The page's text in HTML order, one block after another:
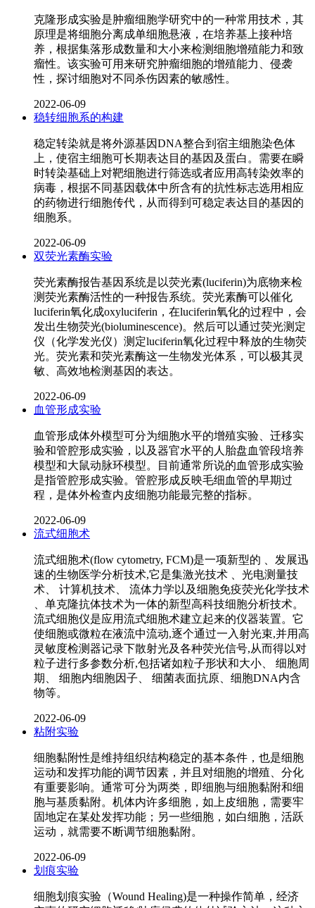
克隆形成实验是肿瘤细胞学研究中的一种常用技术，其
原理是将细胞分离成单细胞悬液，在培养基上接种培
养，根据集落形成数量和大小来检测细胞增殖能力和致
瘤性。该实验可用来研究肿瘤细胞的增殖能力、侵袭
性，探讨细胞对不同杀伤因素的敏感性。
2022-06-09
稳转细胞系的构建
稳定转染就是将外源基因DNA整合到宿主细胞染色体
上，使宿主细胞可长期表达目的基因及蛋白。需要在瞬
时转染基础上对靶细胞进行筛选或者应用高转染效率的
病毒，根据不同基因载体中所含有的抗性标志选用相应
的药物进行细胞传代，从而得到可稳定表达目的基因的
细胞系。
2022-06-09
双荧光素酶实验
荧光素酶报告基因系统是以荧光素(luciferin)为底物来检
测荧光素酶活性的一种报告系统。荧光素酶可以催化
luciferin氧化成oxyluciferin，在luciferin氧化的过程中，会
发出生物荧光(bioluminescence)。然后可以通过荧光测定
仪（化学发光仪）测定luciferin氧化过程中释放的生物荧
光。荧光素和荧光素酶这一生物发光体系，可以极其灵
敏、高效地检测基因的表达。
2022-06-09
血管形成实验
血管形成体外模型可分为细胞水平的增殖实验、迁移实
验和管腔形成实验，以及器官水平的人胎盘血管段培养
模型和大鼠动脉环模型。目前通常所说的血管形成实验
是指管腔形成实验。管腔形成反映毛细血管的早期过
程，是体外检查内皮细胞功能最完整的指标。
2022-06-09
流式细胞术
流式细胞术(flow cytometry, FCM)是一项新型的 、发展迅
速的生物医学分析技术,它是集激光技术 、光电测量技
术、 计算机技术、 流体力学以及细胞免疫荧光化学技术
、单克隆抗体技术为一体的新型高科技细胞分析技术。
流式细胞仪是应用流式细胞术建立起来的仪器装置。它
使细胞或微粒在液流中流动,逐个通过一入射光束,并用高
灵敏度检测器记录下散射光及各种荧光信号,从而得以对
粒子进行多参数分析,包括诸如粒子形状和大小、 细胞周
期、 细胞内细胞因子、 细菌表面抗原、细胞DNA内含
物等。
2022-06-09
粘附实验
细胞黏附性是维持组织结构稳定的基本条件，也是细胞
运动和发挥功能的调节因素，并且对细胞的增殖、分化
有重要影响。通常可分为两类，即细胞与细胞黏附和细
胞与基质黏附。机体内许多细胞，如上皮细胞，需要牢
固地定在某处发挥功能；另一些细胞，如白细胞，活跃
运动，就需要不断调节细胞黏附。
2022-06-09
划痕实验
细胞划痕实验（Wound Healing)是一种操作简单，经济